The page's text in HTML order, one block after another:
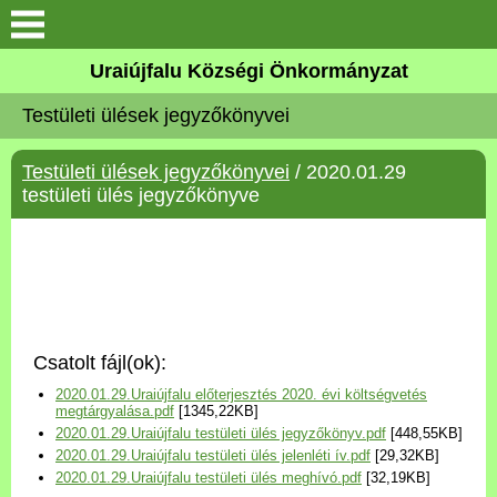
Köszöntő
Elérhetőségek
Uraiújfalu
Választási információk
Versenyképes Járások
Program
Uraiújfalu Községi Önkormányzat
Testületi ülések jegyzőkönyvei
Testületi ülések jegyzőkönyvei / 2020.01.29
testületi ülés jegyzőkönyve
Csatolt fájl(ok):
2020.01.29.Uraiújfalu előterjesztés 2020. évi költségvetés
megtárgyalása.pdf [1345,22KB]
2020.01.29.Uraiújfalu testületi ülés jegyzőkönyv.pdf [448,55KB]
2020.01.29.Uraiújfalu testületi ülés jelenléti ív.pdf [29,32KB]
2020.01.29.Uraiújfalu testületi ülés meghívó.pdf [32,19KB]